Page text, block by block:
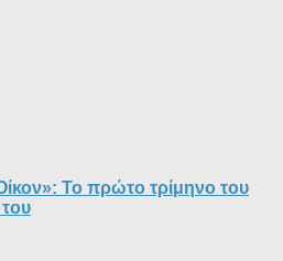
Το πρώτο τρίμηνο του